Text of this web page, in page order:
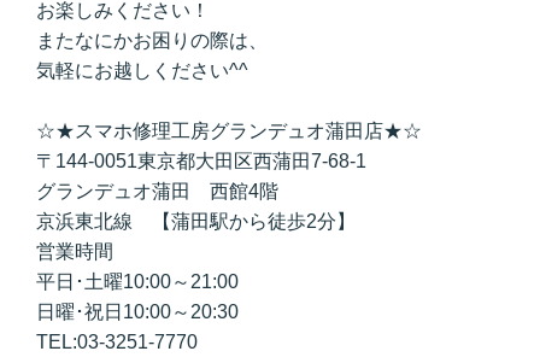
お楽しみください！
またなにかお困りの際は、
気軽にお越しください^^
☆★スマホ修理工房グランデュオ蒲田店★☆
〒144-0051東京都大田区西蒲田7-68-1
グランデュオ蒲田 西館4階
京浜東北線 【蒲田駅から徒歩2分】
営業時間
平日･土曜10:00～21:00
日曜･祝日10:00～20:30
TEL:03-3251-7770